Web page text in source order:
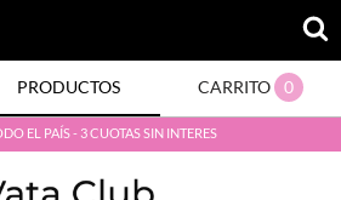
PRODUCTOS CARRITO 0
EL PAÍS - 3 CUOTAS SIN INTERES